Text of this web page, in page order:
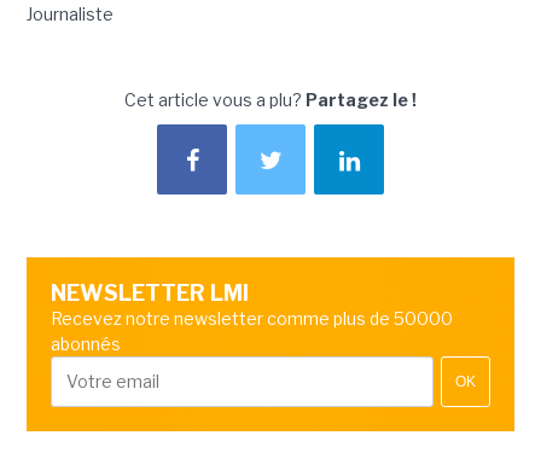
Journaliste
Cet article vous a plu? Partagez le !
NEWSLETTER LMI
Recevez notre newsletter comme plus de 50000
abonnés
OK